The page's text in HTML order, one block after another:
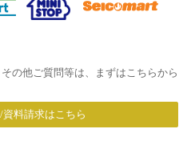
の他ご質問等は、まずはこちらから
料請求はこちら